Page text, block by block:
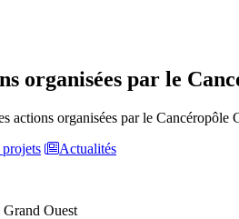
organisées par le
actions organisées par le Cancéropôle
Actualités
Ouest